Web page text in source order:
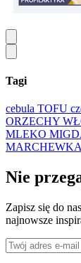
Tagi
cebula TOFU
ORZECHY
MLEKO
MARCHEWKA
Nie
Zapisz się do
najnowsze